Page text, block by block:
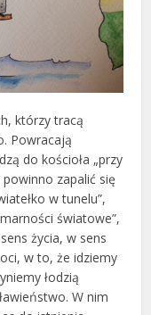
którzy tracą
Powracają
do kościoła „przy
zapalić się
w tunelu”,
światowe”,
życia, w sens
w to, że idziemy
łodzią
W nim